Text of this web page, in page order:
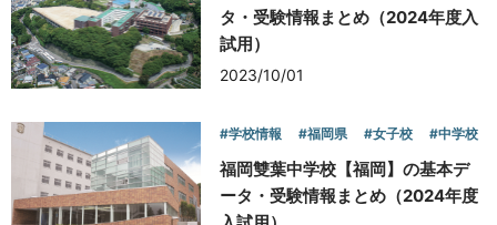
運営会社
プライバシーポリシー
タ・受験情報まとめ（2024年度入
試用）
2023/10/01
#学校情報 #福岡県 #女子校 #中学校
福岡雙葉中学校【福岡】の基本デ
ータ・受験情報まとめ（2024年度